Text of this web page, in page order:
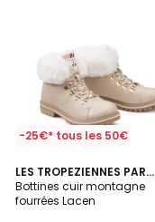
-25€* tous les 50€
LES TROPEZIENNES PAR
M.BELARBI
Bottines cuir montagne
fourrées Lacen
4,8
/ 5